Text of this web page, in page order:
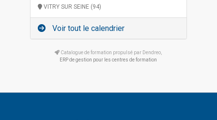
VITRY SUR SEINE (94)
Voir tout le calendrier
Catalogue de formation propulsé par Dendreo,
ERP de gestion pour les centres de formation